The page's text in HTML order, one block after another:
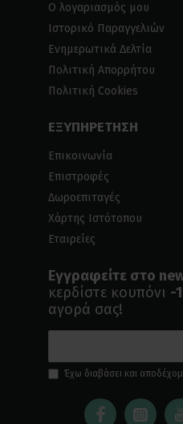
Ο λογαριασμός μου
Ιστορικό Παραγγελιών
Ενημερωτικά Δελτία
Πολιτική Απορρήτου
Πολιτική Cookies
ΕΞΥΠΗΡΕΤΗΣΗ
Επικοινωνία
Επιστροφές
Δωροεπιταγές
Χάρτης Ιστότοπου
Εταιρείες
Εγγραφείτε στο
κερδίστε κουπόνι -
αγορά σας!
Έχω διαβάσει και